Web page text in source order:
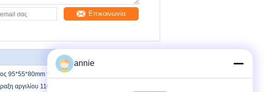
Επικοινωνία
95*55*80mm τοποθετεί την ηλεκτρική περίφραξη
αργιλίου 110x 69.8x23.6mm εξωθημένη
annie